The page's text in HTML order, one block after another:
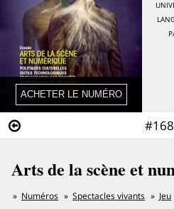
#168
Arts de la scène et
Numéros Spectacles vivants Jeu